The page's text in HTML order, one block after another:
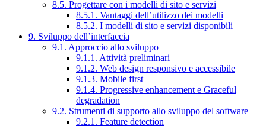
8.5. Progettare con i modelli di sito e servizi
8.5.1. Vantaggi dell’utilizzo dei modelli
8.5.2. I modelli di sito e servizi disponibili
9. Sviluppo dell’interfaccia
9.1. Approccio allo sviluppo
9.1.1. Attività preliminari
9.1.2. Web design responsivo e accessibile
9.1.3. Mobile first
9.1.4. Progressive enhancement e Graceful
degradation
9.2. Strumenti di supporto allo sviluppo del software
9.2.1. Feature detection